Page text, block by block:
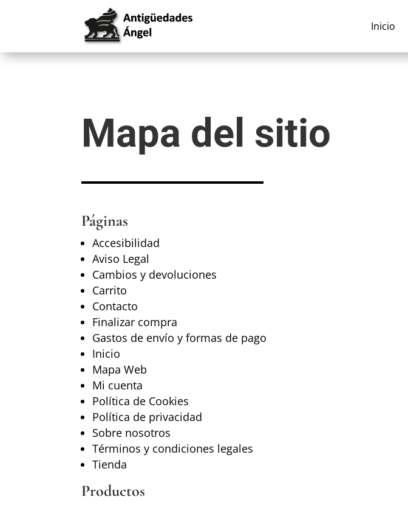
Inicio
Mapa del sitio
Páginas
Accesibilidad
Aviso Legal
Cambios y devoluciones
Carrito
Contacto
Finalizar compra
Gastos de envío y formas de pago
Inicio
Mapa Web
Mi cuenta
Política de Cookies
Política de privacidad
Sobre nosotros
Términos y condiciones legales
Tienda
Productos